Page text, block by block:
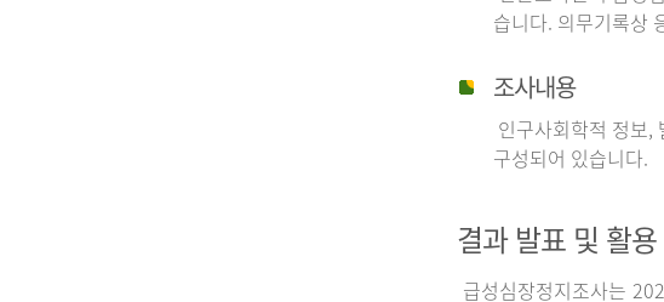
습니다. 의무기록상
조사내용
인구사회학적 정보,
구성되어 있습니다.
결과 발표 및 활용
급성심장정지조사는